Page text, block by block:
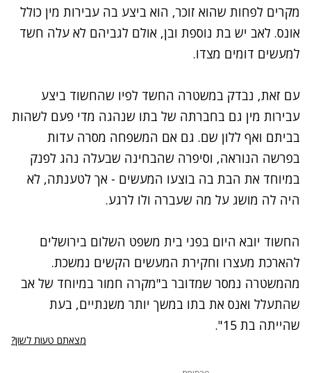
מקרים לפחות שהוא זוכר, הוא ביצע בה עבירות מין כולל
אונס. לאב יש בת נוספת ובן, אולם לגביהם לא עלה חשד
למעשים דומים מצדו.
עם זאת, נבדק במשטרה החשד לפיו שהחשוד ביצע
עבירות מין גם בחברתה של בתו שנהגה מדי פעם לשהות
בביתם ואף ללון שם. גם אם המשפחה מסרה עדות
בפרשה הנוראה, וסיפרה שהבחינה שבעלה נהג לפנק
במיוחד את הבת בה בוצעו המעשים - אך לטענתה, לא
היה לה מושג על מה שעברה ולו לרגע.
החשוד יובא היום בפני בית משפט השלום בירושלים
להארכת מעצרו וחקירת המעשים הקשים נמשכת.
מהמשטרה נמסר שמדובר ב"מקרה חמור במיוחד של אב
שהתעלל ואנס את בתו במשך יותר משנתיים, בעת
שהייתה בת 15".
מצאתם טעות לשון?